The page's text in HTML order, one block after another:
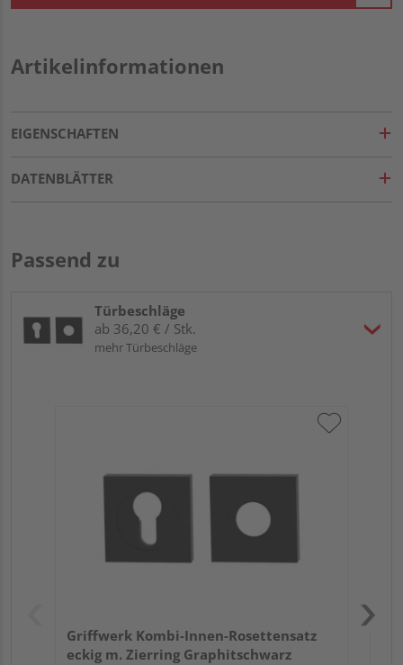
Artikelinformationen
EIGENSCHAFTEN
DATENBLÄTTER
Passend zu
Türbeschläge
ab 36,20 € / Stk.
mehr Türbeschläge
Griffwerk Kombi-Innen-Rosettensatz
eckig m. Zierring Graphitschwarz